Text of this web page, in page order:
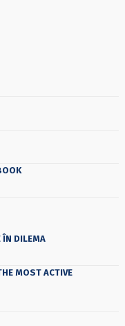
ÎN DILEMA
MOST ACTIVE